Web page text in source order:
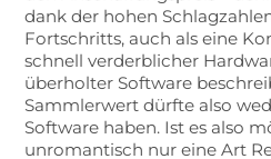
dank der hohen
Fortschritts, auch als eine
schnell verderblicher
überholter Software
Sammlerwert dürfte also
Software haben. Ist es also
unromantisch nur eine Art